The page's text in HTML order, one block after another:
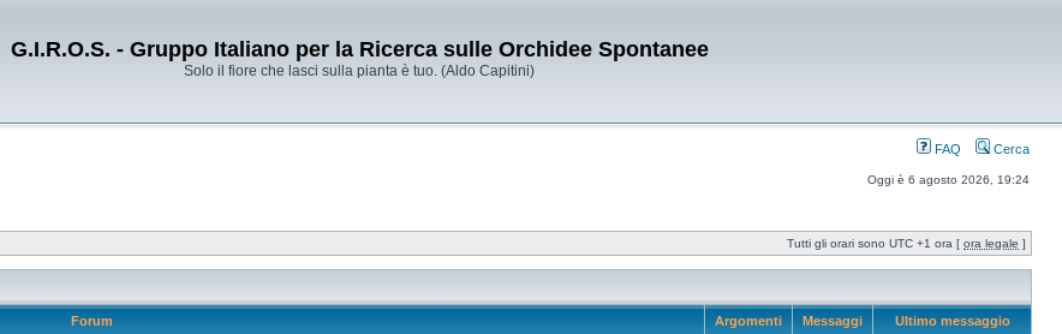
G.I.R.O.S. - Gruppo Italiano per la Ricerca sulle Orchidee Spontanee
Solo il fiore che lasci sulla pianta è tuo. (Aldo Capitini)
FAQ Cerca
Oggi è 6 agosto 2026, 19:24
Tutti gli orari sono UTC +1 ora [ ora legale ]
Forum Argomenti Messaggi Ultimo messaggio